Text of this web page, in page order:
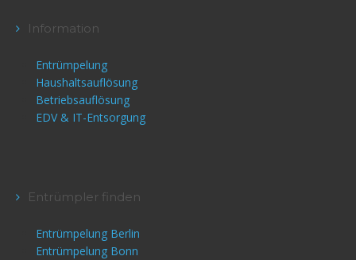
Information
Entrümpelung
Haushaltsauflösung
Betriebsauflösung
EDV & IT-Entsorgung
Entrümpler finden
Entrümpelung Berlin
Entrümpelung Bonn